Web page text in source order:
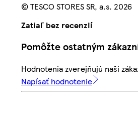
© TESCO STORES SR, a.s. 2026
Zatiaľ bez recenzií
Pomôžte ostatným
Hodnotenia zverejňujú naši
Napísať hodnotenie